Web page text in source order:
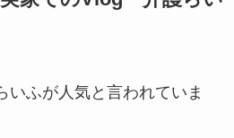
いふが人気と言われていま